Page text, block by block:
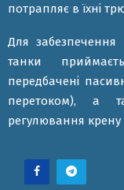
потрапляє в їхні
Для забезпечення
танки
передбачені
перетоком), а
регулювання